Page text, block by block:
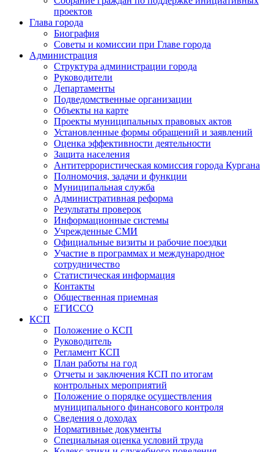
проектов
Глава города
Биография
Советы и комиссии при Главе города
Администрация
Структура администрации города
Руководители
Департаменты
Подведомственные организации
Объекты на карте
Проекты муниципальных правовых актов
Установленные формы обращений и заявлений
Оценка эффективности деятельности
Защита населения
Антитеррористическая комиссия города Кургана
Полномочия, задачи и функции
Муниципальная служба
Административная реформа
Результаты проверок
Информационные системы
Учрежденные СМИ
Официальные визиты и рабочие поездки
Участие в программах и международное
сотрудничество
Статистическая информация
Контакты
Общественная приемная
ЕГИССО
КСП
Положение о КСП
Руководитель
Регламент КСП
План работы на год
Отчеты и заключения КСП по итогам
контрольных мероприятий
Положение о порядке осуществления
муниципального финансового контроля
Сведения о доходах
Нормативные документы
Специальная оценка условий труда